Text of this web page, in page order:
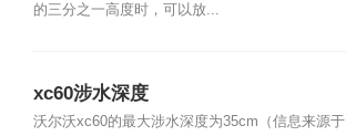
的三分之一高度时，可以放...
xc60涉水深度
沃尔沃xc60的最大涉水深度为35cm（信息来源于